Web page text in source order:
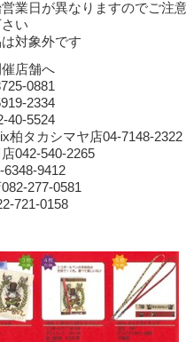
業日が異なりますのでご注
い
対象外です
店舗へ
0881
2334
40-5524
柏タカシマヤ店04-7148-2322
042-540-2265
9412
277-0581
721-0158